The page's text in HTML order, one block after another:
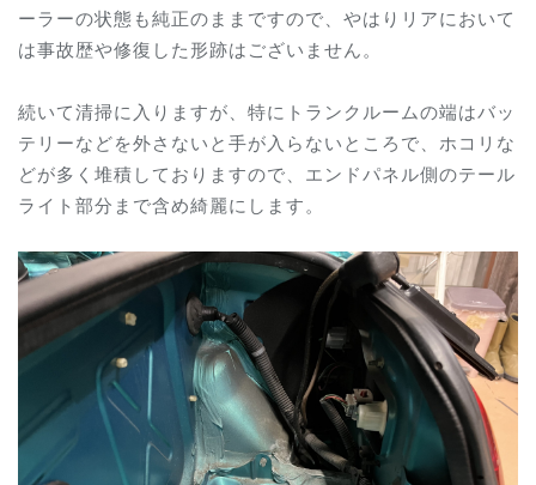
ーラーの状態も純正のままですので、やはりリアにおいて
は事故歴や修復した形跡はございません。
続いて清掃に入りますが、特にトランクルームの端はバッ
テリーなどを外さないと手が入らないところで、ホコリな
どが多く堆積しておりますので、エンドパネル側のテール
ライト部分まで含め綺麗にします。